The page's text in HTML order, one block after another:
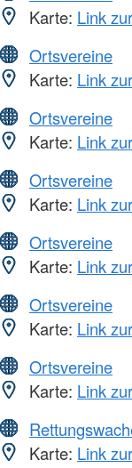
Karte: Link
Ortsvereine
Karte: Link
Ortsvereine
Karte: Link
Ortsvereine
Karte: Link
Ortsvereine
Karte: Link
Ortsvereine
Karte: Link
Ortsvereine
Karte: Link
Karte: Link